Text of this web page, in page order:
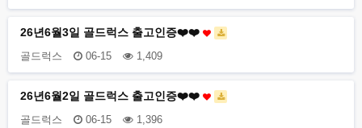
26년6월3일 골드럭스 출고인증❤️❤️
골드럭스 06-15 1,409
26년6월2일 골드럭스 출고인증❤️❤️
골드럭스 06-15 1,396